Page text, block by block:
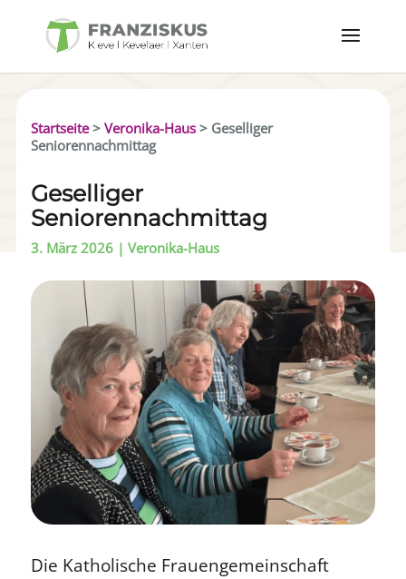
Startseite> Veronika-Haus> Geselliger
Seniorennachmittag
Geselliger
Seniorennachmittag
3. März 2026| Veronika-Haus
Die Katholische Frauengemeinschaft